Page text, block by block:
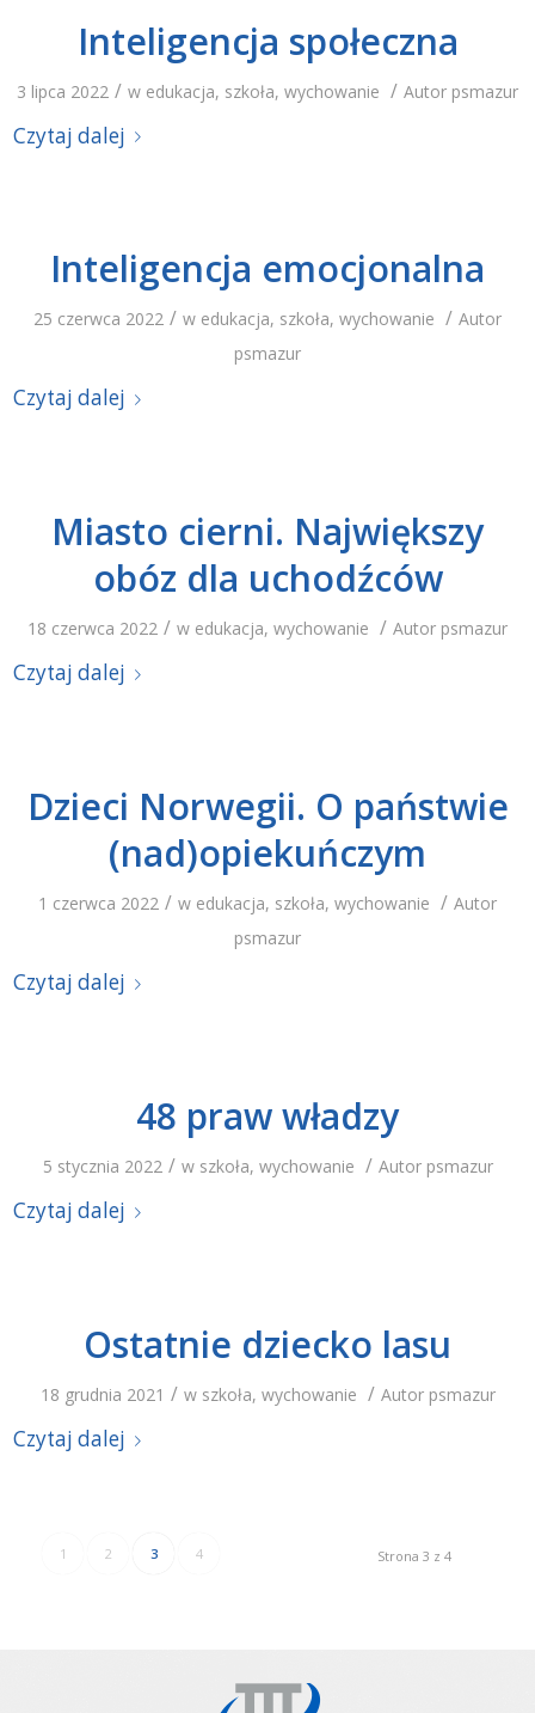
Inteligencja społeczna
3 lipca 2022 / w edukacja, szkoła, wychowanie / Autor psmazur
Czytaj dalej
Inteligencja emocjonalna
25 czerwca 2022 / w edukacja, szkoła, wychowanie / Autor
psmazur
Czytaj dalej
Miasto cierni. Największy
obóz dla uchodźców
18 czerwca 2022 / w edukacja, wychowanie / Autor psmazur
Czytaj dalej
Dzieci Norwegii. O państwie
(nad)opiekuńczym
1 czerwca 2022 / w edukacja, szkoła, wychowanie / Autor
psmazur
Czytaj dalej
48 praw władzy
5 stycznia 2022 / w szkoła, wychowanie / Autor psmazur
Czytaj dalej
Ostatnie dziecko lasu
18 grudnia 2021 / w szkoła, wychowanie / Autor psmazur
Czytaj dalej
Strona 3 z 4
1 2 3 4